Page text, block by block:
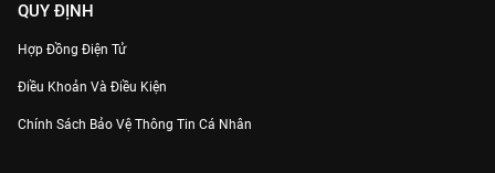
QUY ĐỊNH
Hợp Đồng Điện Tử
Điều Khoản Và Điều Kiện
Chính Sách Bảo Vệ Thông Tin Cá Nhân